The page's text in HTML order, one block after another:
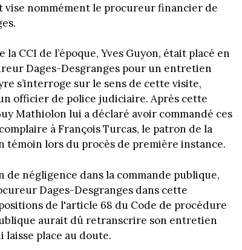
vise nommément le procureur financier de
CCI de l’époque, Yves Guyon, était placé en
Dages-Desgranges pour un entretien
s’interroge sur le sens de cette visite,
officier de police judiciaire. Après cette
Mathiolon lui a déclaré avoir commandé ces
à François Turcas, le patron de la
témoin lors du procès de première instance.
négligence dans la commande publique,
Dages-Desgranges dans cette
de l'article 68 du Code de procédure
aurait dû retranscrire son entretien
laisse place au doute.